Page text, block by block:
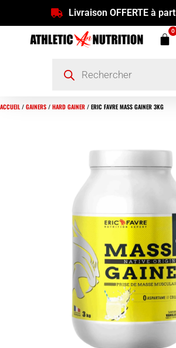
Livraison OFFERTE à
0
ACCUEIL/ GAINERS / HARD GAINER / ERIC FAVRE MASS GAINER 3KG